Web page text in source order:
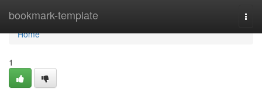
bookmark-template
Home
Home
1